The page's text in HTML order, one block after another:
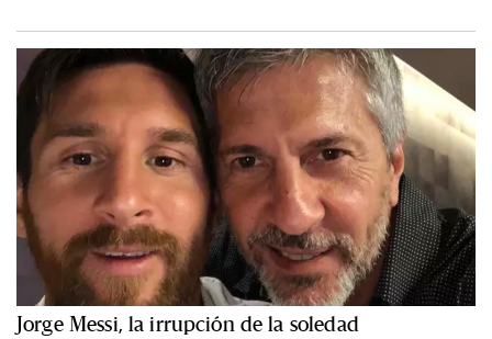
Jorge Messi, la irrupción de la soledad